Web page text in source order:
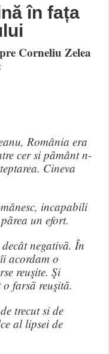
în fața
Corneliu Zelea
România era
cer si pãmânt n-
Cineva
incapabili
un efort.
negativã. În
acordam o
reuşite. Şi
farsã reuşitã.
trecut si de
al lipsei de